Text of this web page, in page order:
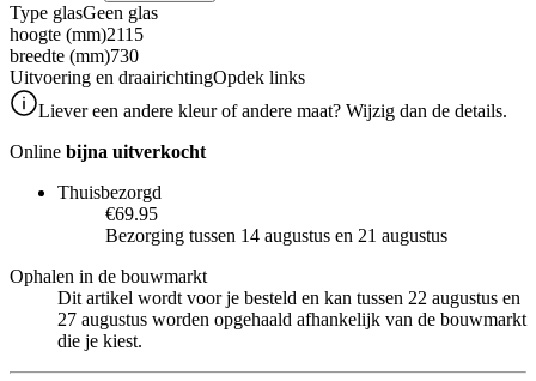
Type glasGeen glas
hoogte (mm)2115
breedte (mm)730
Uitvoering en draairichtingOpdek links
Liever een andere kleur of andere maat? Wijzig dan de details.
Online bijna uitverkocht
Thuisbezorgd
€69.95
Bezorging tussen 14 augustus en 21 augustus
Ophalen in de bouwmarkt
Dit artikel wordt voor je besteld en kan tussen 22 augustus en
27 augustus worden opgehaald afhankelijk van de bouwmarkt
die je kiest.